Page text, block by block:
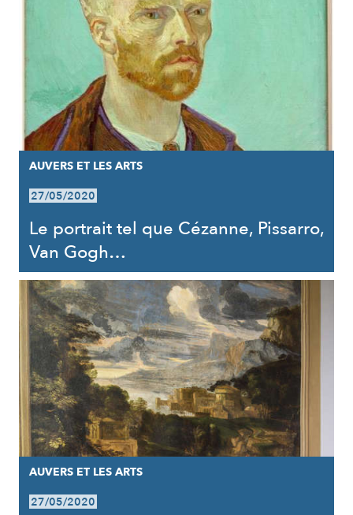
AUVERS ET LES ARTS
27/05/2020
Le portrait tel que Cézanne, Pissarro,
Van Gogh…
AUVERS ET LES ARTS
27/05/2020